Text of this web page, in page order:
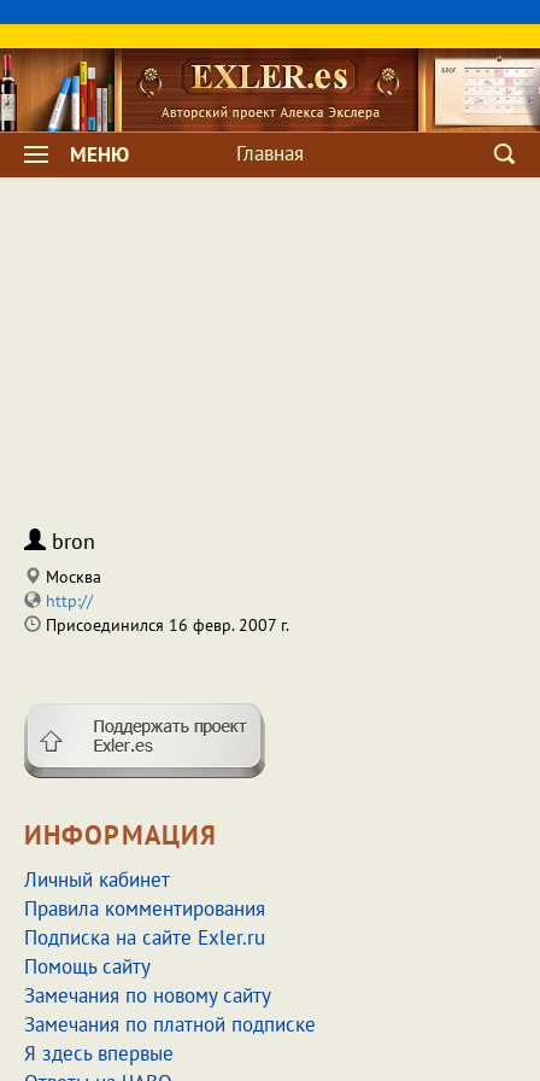
МЕНЮ Главная
bron
Москва
http://
Присоединился 16 февр. 2007 г.
ИНФОРМАЦИЯ
Личный кабинет
Правила комментирования
Подписка на сайте Exler.ru
Помощь сайту
Замечания по новому сайту
Замечания по платной подписке
Я здесь впервые